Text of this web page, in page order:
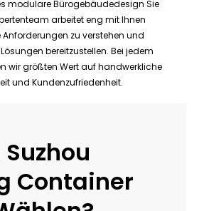
modulare Bürogebäudedesign Sie
arbeitet eng mit Ihnen
zu verstehen und
bereitzustellen. Bei jedem
wir größten Wert auf handwerkliche
und Kundenzufriedenheit.
Container